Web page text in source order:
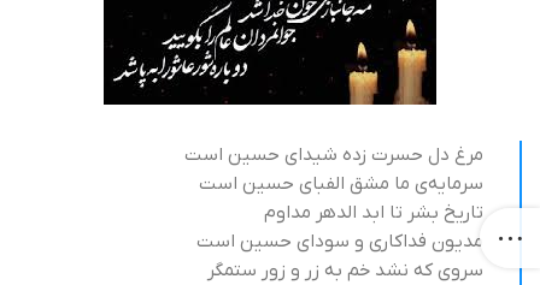
مرغ دل حسرت زده شیدای حسین است
سرمایه‌ی ما مشق الفبای حسین است
تاریخ بشر تا ابد الدهر مداوم
مدیون فداکاری و سودای حسین است
سروی که نشد خم به زر و زور ستمگر